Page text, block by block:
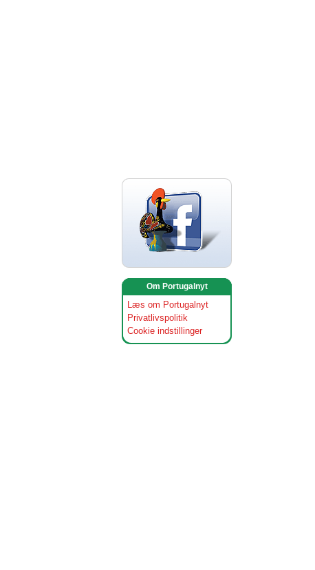
Om Portugalnyt
Læs om Portugalnyt
Privatlivspolitik
Cookie indstillinger